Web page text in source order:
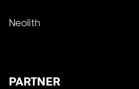
Neolith
PARTNER